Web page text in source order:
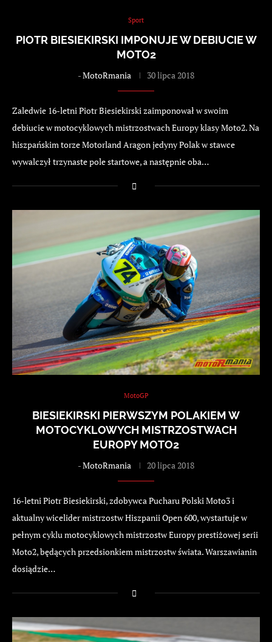
Sport
PIOTR BIESIEKIRSKI IMPONUJE W DEBIUCIE W
MOTO2
-MotoRmania 30 lipca 2018
Zaledwie 16-letni Piotr Biesiekirski zaimponował w swoim
debiucie w motocyklowych mistrzostwach Europy klasy Moto2. Na
hiszpańskim torze Motorland Aragon jedyny Polak w stawce
wywalczył trzynaste pole startowe, a następnie oba…
MotoGP
BIESIEKIRSKI PIERWSZYM POLAKIEM W
MOTOCYKLOWYCH MISTRZOSTWACH
EUROPY MOTO2
-MotoRmania 20 lipca 2018
16-letni Piotr Biesiekirski, zdobywca Pucharu Polski Moto3 i
aktualny wicelider mistrzostw Hiszpanii Open 600, wystartuje w
pełnym cyklu motocyklowych mistrzostw Europy prestiżowej serii
Moto2, będących przedsionkiem mistrzostw świata. Warszawianin
dosiądzie…